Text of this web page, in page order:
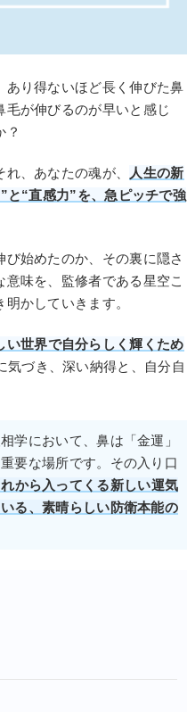
り得ないほど長く伸びた鼻
が伸びるのが早いと感じ
？
、あなたの魂が、
人生の新
と“直感力”を、急ピッチで強
始めたのか、その裏に隠さ
味を、監修者である星空こ
かしていきます。
い世界で自分らしく輝くため
気づき、深い納得と、自分自
学において、鼻は「金運」
要な場所です。その入り口
から入ってくる新しい運気
る、素晴らしい防衛本能の